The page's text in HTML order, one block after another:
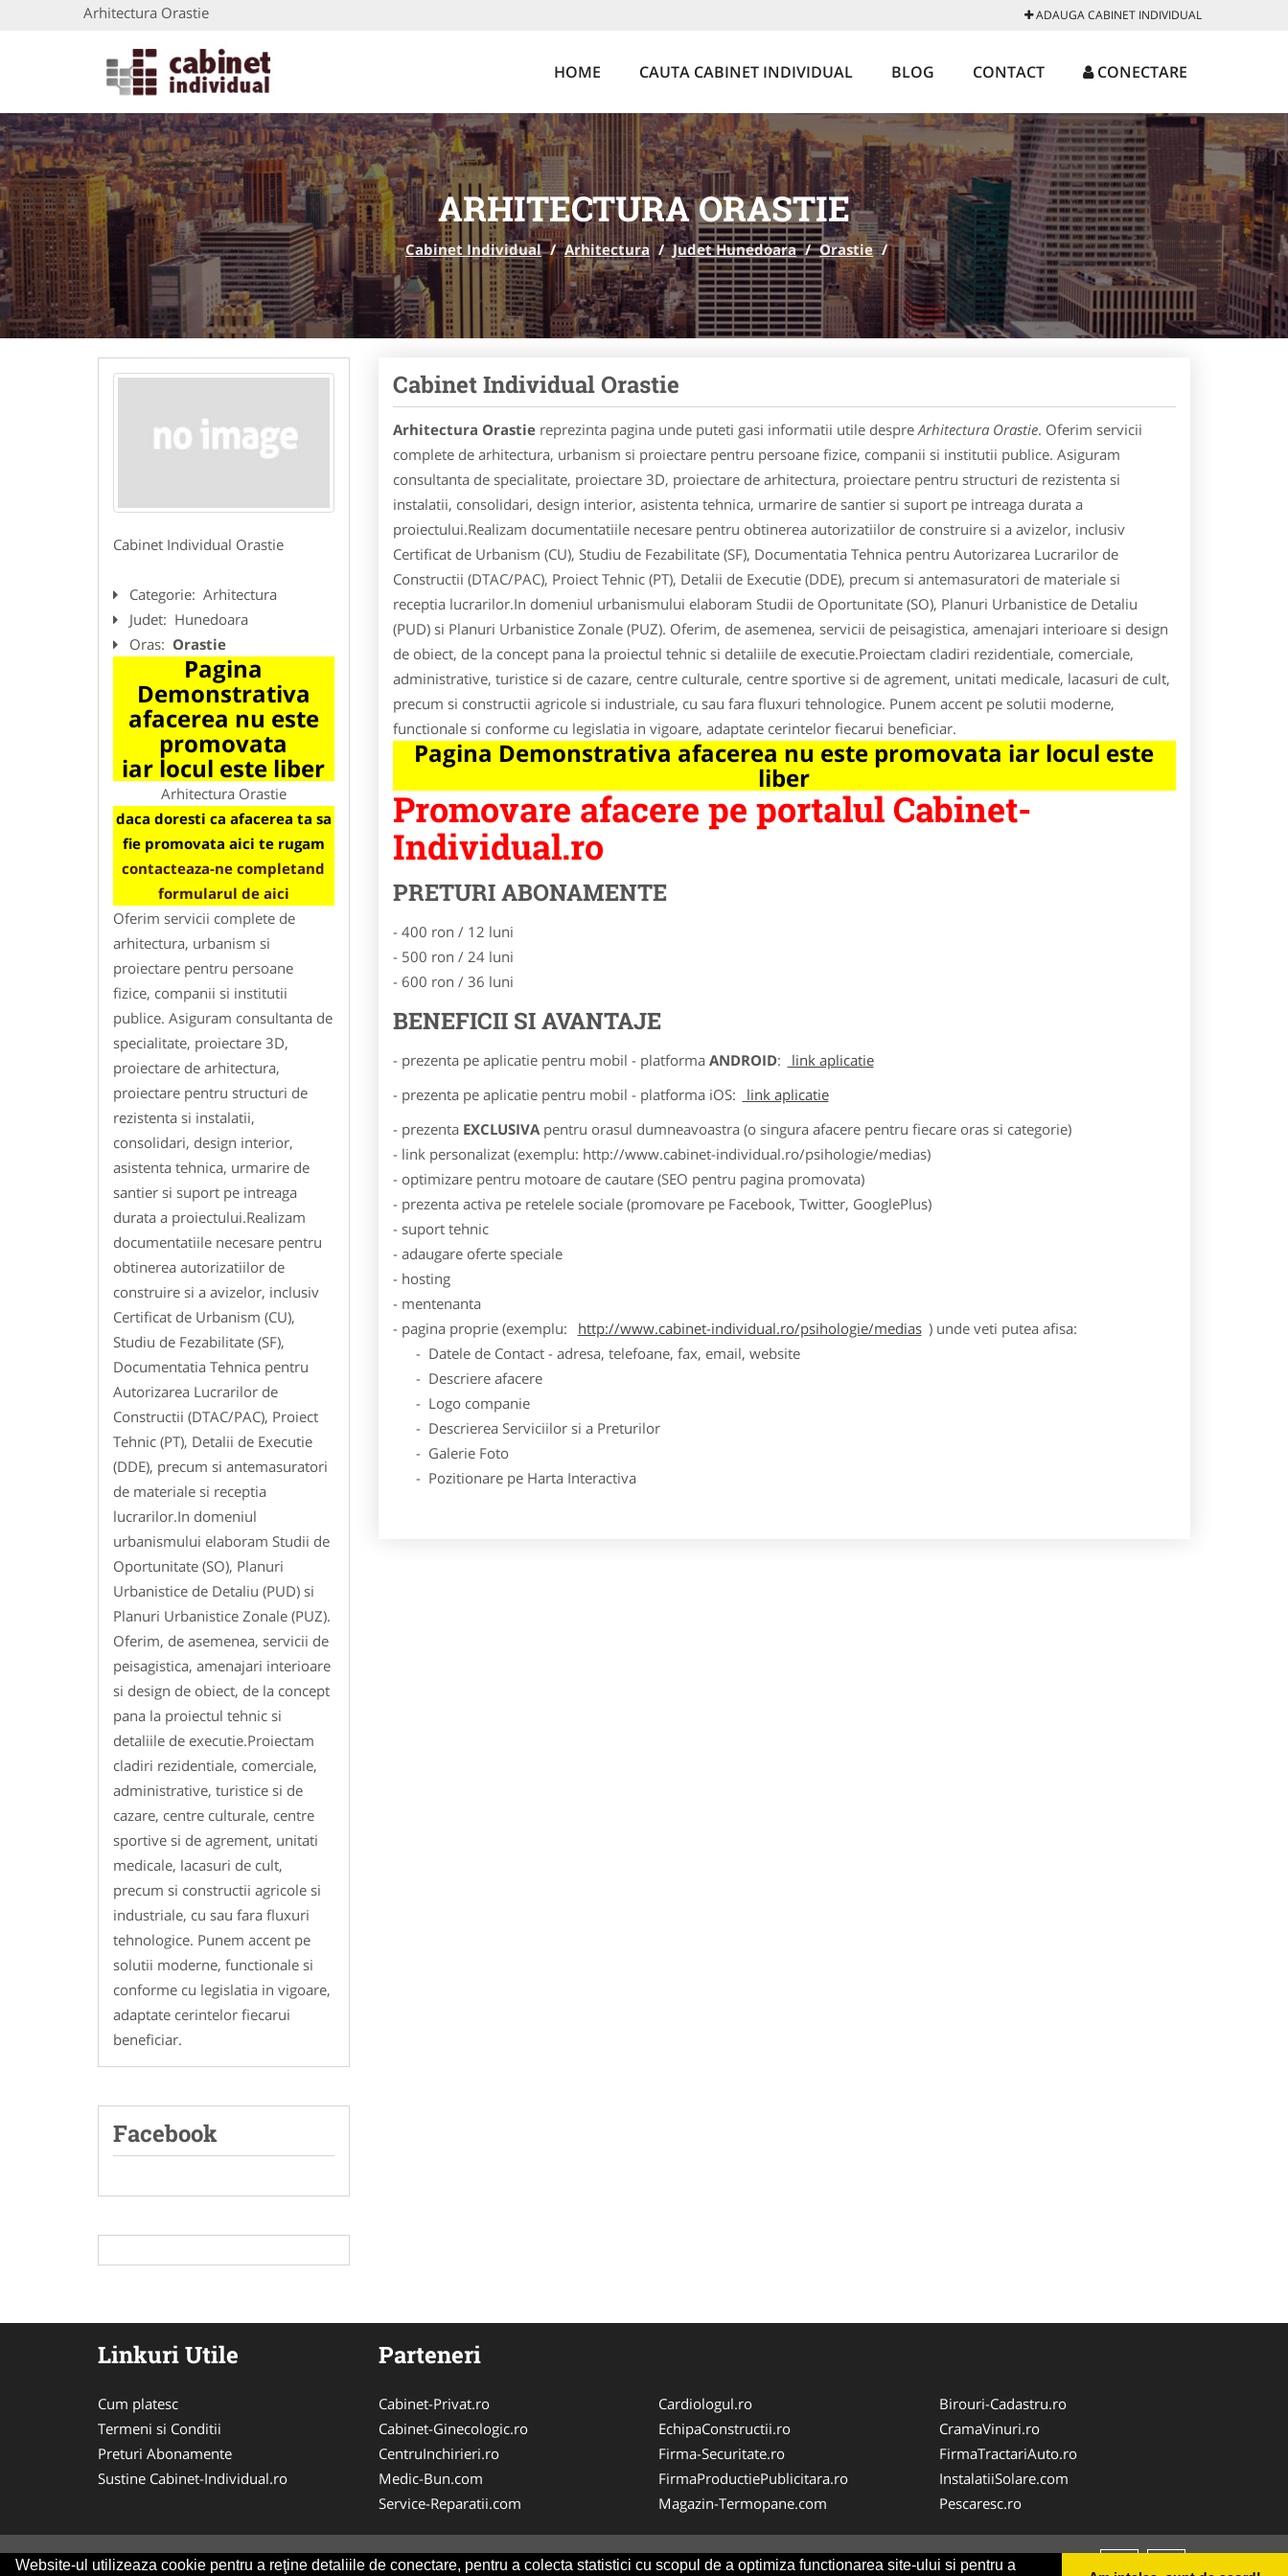
Website-ul utilizeaza cookie pentru a reţine detaliile de conectare, pentru a colecta statistici cu scopul de a optimiza functionarea site-ului si pentru a
Arhitectura Orastie ADAUGA CABINET INDIVIDUAL
HOME CAUTA CABINET INDIVIDUAL BLOG CONTACT CONECTARE
ARHITECTURA ORASTIE
Cabinet Individual / Arhitectura / Judet Hunedoara / Orastie /
Cabinet Individual Orastie
Categorie: Arhitectura
Judet: Hunedoara
Oras: Orastie
Pagina
Demonstrativa
afacerea nu este
promovata
iar locul este liber
Arhitectura Orastie
daca doresti ca afacerea ta sa
fie promovata aici te rugam
contacteaza-ne completand
formularul de aici
Oferim servicii complete de
arhitectura, urbanism si
proiectare pentru persoane
fizice, companii si institutii
publice. Asiguram consultanta de
specialitate, proiectare 3D,
proiectare de arhitectura,
proiectare pentru structuri de
rezistenta si instalatii,
consolidari, design interior,
asistenta tehnica, urmarire de
santier si suport pe intreaga
durata a proiectului.Realizam
documentatiile necesare pentru
obtinerea autorizatiilor de
construire si a avizelor, inclusiv
Certificat de Urbanism (CU),
Studiu de Fezabilitate (SF),
Documentatia Tehnica pentru
Autorizarea Lucrarilor de
Constructii (DTAC/PAC), Proiect
Tehnic (PT), Detalii de Executie
(DDE), precum si antemasuratori
de materiale si receptia
lucrarilor.In domeniul
urbanismului elaboram Studii de
Oportunitate (SO), Planuri
Urbanistice de Detaliu (PUD) si
Planuri Urbanistice Zonale (PUZ).
Oferim, de asemenea, servicii de
peisagistica, amenajari interioare
si design de obiect, de la concept
pana la proiectul tehnic si
detaliile de executie.Proiectam
cladiri rezidentiale, comerciale,
administrative, turistice si de
cazare, centre culturale, centre
sportive si de agrement, unitati
medicale, lacasuri de cult,
precum si constructii agricole si
industriale, cu sau fara fluxuri
tehnologice. Punem accent pe
solutii moderne, functionale si
conforme cu legislatia in vigoare,
adaptate cerintelor fiecarui
beneficiar.
Facebook
Cabinet Individual Orastie
Arhitectura Orastiereprezinta pagina unde puteti gasi informatii utile despreArhitectura Orastie. Oferim servicii
complete de arhitectura, urbanism si proiectare pentru persoane fizice, companii si institutii publice. Asiguram
consultanta de specialitate, proiectare 3D, proiectare de arhitectura, proiectare pentru structuri de rezistenta si
instalatii, consolidari, design interior, asistenta tehnica, urmarire de santier si suport pe intreaga durata a
proiectului.Realizam documentatiile necesare pentru obtinerea autorizatiilor de construire si a avizelor, inclusiv
Certificat de Urbanism (CU), Studiu de Fezabilitate (SF), Documentatia Tehnica pentru Autorizarea Lucrarilor de
Constructii (DTAC/PAC), Proiect Tehnic (PT), Detalii de Executie (DDE), precum si antemasuratori de materiale si
receptia lucrarilor.In domeniul urbanismului elaboram Studii de Oportunitate (SO), Planuri Urbanistice de Detaliu
(PUD) si Planuri Urbanistice Zonale (PUZ). Oferim, de asemenea, servicii de peisagistica, amenajari interioare si design
de obiect, de la concept pana la proiectul tehnic si detaliile de executie.Proiectam cladiri rezidentiale, comerciale,
administrative, turistice si de cazare, centre culturale, centre sportive si de agrement, unitati medicale, lacasuri de cult,
precum si constructii agricole si industriale, cu sau fara fluxuri tehnologice. Punem accent pe solutii moderne,
functionale si conforme cu legislatia in vigoare, adaptate cerintelor fiecarui beneficiar.
Pagina Demonstrativa afacerea nu este promovata iar locul este
liber
Promovare afacere pe portalul Cabinet-
Individual.ro
PRETURI ABONAMENTE
- 400 ron / 12 luni
- 500 ron / 24 luni
- 600 ron / 36 luni
BENEFICII SI AVANTAJE
- prezenta pe aplicatie pentru mobil - platforma ANDROID:
link aplicatie
- prezenta pe aplicatie pentru mobil - platforma iOS:
link aplicatie
- prezenta EXCLUSIVApentru orasul dumneavoastra (o singura afacere pentru fiecare oras si categorie)
- link personalizat (exemplu: http://www.cabinet-individual.ro/psihologie/medias)
- optimizare pentru motoare de cautare (SEO pentru pagina promovata)
- prezenta activa pe retelele sociale (promovare pe Facebook, Twitter, GooglePlus)
- suport tehnic
- adaugare oferte speciale
- hosting
- mentenanta
- pagina proprie (exemplu:
http://www.cabinet-individual.ro/psihologie/medias ) unde veti putea afisa:
- Datele de Contact - adresa, telefoane, fax, email, website
- Descriere afacere
- Logo companie
- Descrierea Serviciilor si a Preturilor
- Galerie Foto
- Pozitionare pe Harta Interactiva
Linkuri Utile
Cum platesc
Termeni si Conditii
Preturi Abonamente
Sustine Cabinet-Individual.ro
Parteneri
Cabinet-Privat.ro
Cabinet-Ginecologic.ro
CentruInchirieri.ro
Medic-Bun.com
Service-Reparatii.com
Cardiologul.ro
EchipaConstructii.ro
Firma-Securitate.ro
FirmaProductiePublicitara.ro
Magazin-Termopane.com
Birouri-Cadastru.ro
CramaVinuri.ro
FirmaTractariAuto.ro
InstalatiiSolare.com
Pescaresc.ro
© 2014-2026 Powered byVilonMedia& Tokaido Consult-ANPC SOL